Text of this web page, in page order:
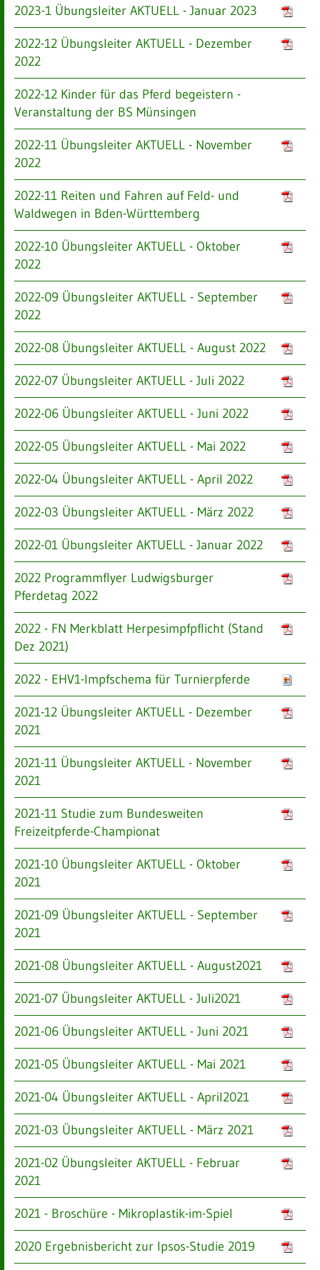
2023-1 Übungsleiter AKTUELL - Januar 2023
2022-12 Übungsleiter AKTUELL - Dezember
2022
2022-12 Kinder für das Pferd begeistern -
Veranstaltung der BS Münsingen
2022-11 Übungsleiter AKTUELL - November
2022
2022-11 Reiten und Fahren auf Feld- und
Waldwegen in Bden-Württemberg
2022-10 Übungsleiter AKTUELL - Oktober
2022
2022-09 Übungsleiter AKTUELL - September
2022
2022-08 Übungsleiter AKTUELL - August 2022
2022-07 Übungsleiter AKTUELL - Juli 2022
2022-06 Übungsleiter AKTUELL - Juni 2022
2022-05 Übungsleiter AKTUELL - Mai 2022
2022-04 Übungsleiter AKTUELL - April 2022
2022-03 Übungsleiter AKTUELL - März 2022
2022-01 Übungsleiter AKTUELL - Januar 2022
2022 Programmflyer Ludwigsburger
Pferdetag 2022
2022 - FN Merkblatt Herpesimpfpflicht (Stand
Dez 2021)
2022 - EHV1-Impfschema für Turnierpferde
2021-12 Übungsleiter AKTUELL - Dezember
2021
2021-11 Übungsleiter AKTUELL - November
2021
2021-11 Studie zum Bundesweiten
Freizeitpferde-Championat
2021-10 Übungsleiter AKTUELL - Oktober
2021
2021-09 Übungsleiter AKTUELL - September
2021
2021-08 Übungsleiter AKTUELL - August2021
2021-07 Übungsleiter AKTUELL - Juli2021
2021-06 Übungsleiter AKTUELL - Juni 2021
2021-05 Übungsleiter AKTUELL - Mai 2021
2021-04 Übungsleiter AKTUELL - April2021
2021-03 Übungsleiter AKTUELL - März 2021
2021-02 Übungsleiter AKTUELL - Februar
2021
2021 - Broschüre - Mikroplastik-im-Spiel
2020 Ergebnisbericht zur Ipsos-Studie 2019